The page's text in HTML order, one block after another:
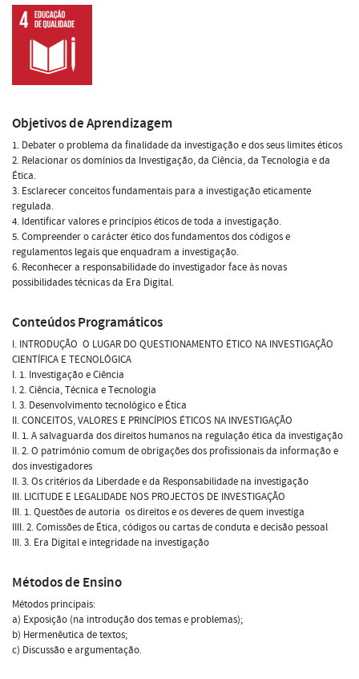
Objetivos de Aprendizagem
1. Debater o problema da finalidade da investigação e dos seus limites éticos
2. Relacionar os domínios da Investigação, da Ciência, da Tecnologia e da
Ética.
3. Esclarecer conceitos fundamentais para a investigação eticamente
regulada.
4. Identificar valores e princípios éticos de toda a investigação.
5. Compreender o carácter ético dos fundamentos dos códigos e
regulamentos legais que enquadram a investigação.
6. Reconhecer a responsabilidade do investigador face às novas
possibilidades técnicas da Era Digital.
Conteúdos Programáticos
I. INTRODUÇÃO  O LUGAR DO QUESTIONAMENTO ÉTICO NA INVESTIGAÇÃO
CIENTÍFICA E TECNOLÓGICA
I. 1. Investigação e Ciência
I. 2. Ciência, Técnica e Tecnologia
I. 3. Desenvolvimento tecnológico e Ética
II. CONCEITOS, VALORES E PRINCÍPIOS ÉTICOS NA INVESTIGAÇÃO
II. 1. A salvaguarda dos direitos humanos na regulação ética da investigação
II. 2. O património comum de obrigações dos profissionais da informação e
dos investigadores
II. 3. Os critérios da Liberdade e da Responsabilidade na investigação
III. LICITUDE E LEGALIDADE NOS PROJECTOS DE INVESTIGAÇÃO
III. 1. Questões de autoria  os direitos e os deveres de quem investiga
IIII. 2. Comissões de Ética, códigos ou cartas de conduta e decisão pessoal
III. 3. Era Digital e integridade na investigação
Métodos de Ensino
Métodos principais:
a) Exposição (na introdução dos temas e problemas);
b) Hermenêutica de textos;
c) Discussão e argumentação.